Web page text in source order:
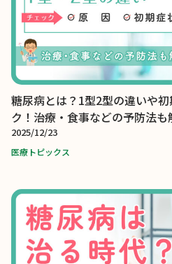
糖尿病とは？1型2型の違いや
ク！治療・食事などの予防法も
2025/12/23
医療トピックス